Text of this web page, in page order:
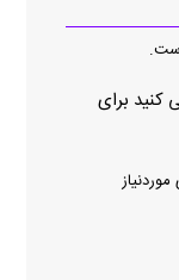
کنید برای